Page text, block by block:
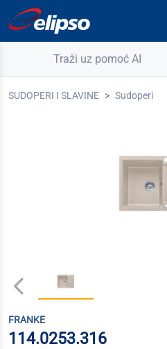
Traži uz pomoć AI
SUDOPERI I SLAVINE Sudoperi
FRANKE
114.0253.316